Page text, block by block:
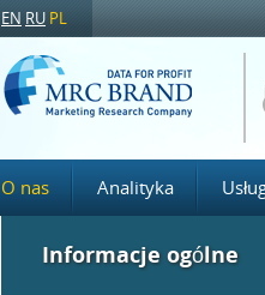
EN RU PL
O nas Analityka
Informacje ogólne